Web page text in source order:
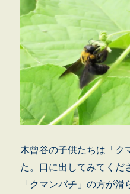
木曾谷の子供たちは「ク
た。口に出してみてくだ
「クマンバチ」の方が滑